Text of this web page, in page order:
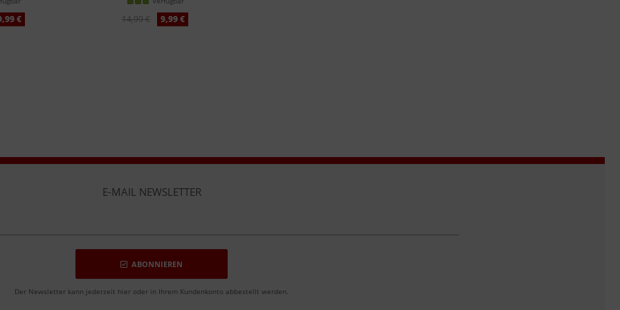
€ 14,99 € 9,99 €
E-MAIL NEWSLETTER
ABONNIEREN
Der Newsletter kann jederzeit hier oder in Ihrem Kundenkonto abbestellt werden.